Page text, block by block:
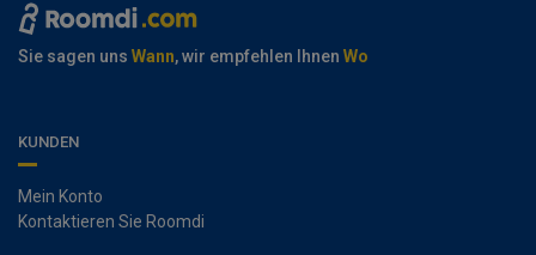
Sie sagen uns Wann, wir empfehlen Ihnen Wo
KUNDEN
Mein Konto
Kontaktieren Sie Roomdi